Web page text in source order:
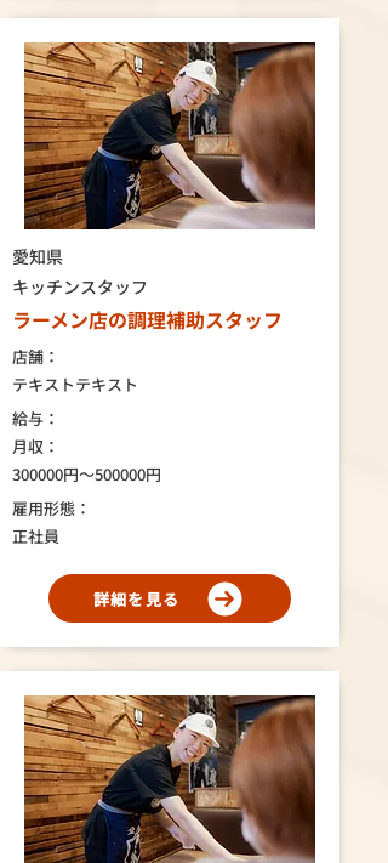
愛知県
キッチンスタッフ
ラーメン店の調理補助スタッフ
店舗：
テキストテキスト
給与：
月収：
300000円～500000円
雇用形態：
正社員
詳細を見る